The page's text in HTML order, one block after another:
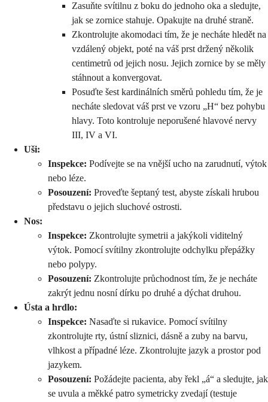
Zasuňte svítilnu z boku do jednoho oka a sledujte,
jak se zornice stahuje. Opakujte na druhé straně.
Zkontrolujte akomodaci tím, že je necháte hledět na
vzdálený objekt, poté na váš prst držený několik
centimetrů od jejich nosu. Jejich zornice by se měly
stáhnout a konvergovat.
Posuďte šest kardinálních směrů pohledu tím, že je
necháte sledovat váš prst ve vzoru „H“ bez pohybu
hlavy. Toto kontroluje neporušené hlavové nervy
III, IV a VI.
Uši:
Inspekce: Podívejte se na vnější ucho na zarudnutí, výtok
nebo léze.
Posouzení: Proveďte šeptaný test, abyste získali hrubou
představu o jejich sluchové ostrosti.
Nos:
Inspekce: Zkontrolujte symetrii a jakýkoli viditelný
výtok. Pomocí svítilny zkontrolujte odchylku přepážky
nebo polypy.
Posouzení: Zkontrolujte průchodnost tím, že je necháte
zakrýt jednu nosní dírku po druhé a dýchat druhou.
Ústa a hrdlo:
Inspekce: Nasaďte si rukavice. Pomocí svítilny
zkontrolujte rty, ústní sliznici, dásně a zuby na barvu,
vlhkost a případné léze. Zkontrolujte jazyk a prostor pod
jazykem.
Posouzení: Požádejte pacienta, aby řekl „á“ a sledujte, jak
se uvula a měkké patro symetricky zvedají (testuje